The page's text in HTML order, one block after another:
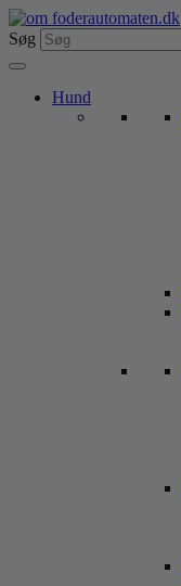
Videre
til
indhold
Søg
Hund